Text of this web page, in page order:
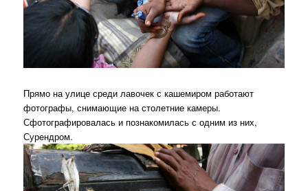
Прямо на улице среди лавочек с кашемиром работают
фотографы, снимающие на столетние камеры.
Сфотографировалась и познакомилась с одним из них,
Сурендром.